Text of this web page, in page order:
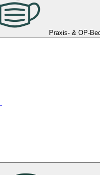
Praxis- & OP-